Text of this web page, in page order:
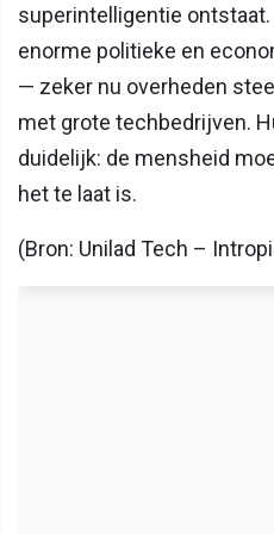
superintelligentie
enorme politieke en
— zeker nu overheden
met grote techbedrijven.
duidelijk: de mensheid
het te laat is.
(Bron: Unilad Tech –